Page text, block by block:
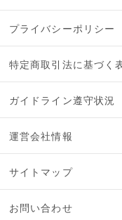
プライバシーポリシー
特定商取引法に基づく
ガイドライン遵守状況
運営会社情報
サイトマップ
お問い合わせ